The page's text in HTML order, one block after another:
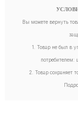
Вы можете вернуть
1. Товар не был в
потребителем:
2. Товар сохраняет